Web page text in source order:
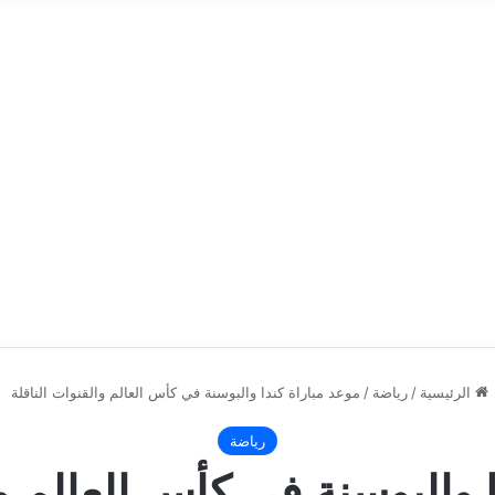
الرئيسية / رياضة / موعد مباراة كندا والبوسنة في كأس العالم والقنوات الناقلة
رياضة